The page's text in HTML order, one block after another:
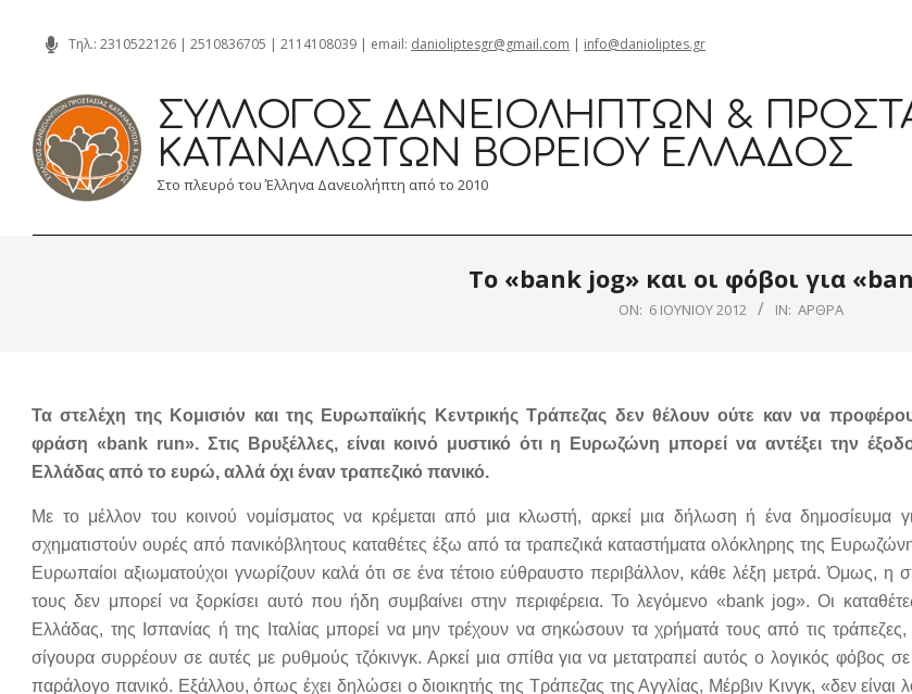
content
Τηλ.: 2310522126 | 2510836705 | 2114108039 | email: danioliptesgr@gmail.com | info@danioliptes.gr
ΣΎΛΛΟΓΟΣ ΔΑΝΕΙΟΛΗΠΤΏΝ &
ΚΑΤΑΝΑΛΩΤΏΝ ΒΟΡΕΊΟΥ ΕΛΛΆΔΟΣ
Στο πλευρό του Έλληνα Δανειολήπτη από το 2010
Το «bank jog» και οι φόβοι για
ON: 6 ΙΟΥΝΊΟΥ 2012 IN: ΆΡΘΡΑ
Τα στελέχη της Κομισιόν και της Ευρωπαϊκής Κεντρικής Τράπεζας δεν θέλουν ούτε καν να
φράση «bank run». Στις Βρυξέλλες, είναι κοινό μυστικό ότι η Ευρωζώνη μπορεί να αντέξει την
Ελλάδας από το ευρώ, αλλά όχι έναν τραπεζικό πανικό.
Με το μέλλον του κοινού νομίσματος να κρέμεται από μια κλωστή, αρκεί μια δήλωση ή ένα δημοσίευμα
σχηματιστούν ουρές από πανικόβλητους καταθέτες έξω από τα τραπεζικά καταστήματα ολόκληρης της
Ευρωπαίοι αξιωματούχοι γνωρίζουν καλά ότι σε ένα τέτοιο εύθραυστο περιβάλλον, κάθε λέξη μετρά. Όμως, η
τους δεν μπορεί να ξορκίσει αυτό που ήδη συμβαίνει στην περιφέρεια. Το λεγόμενο «bank jog». Οι
Ελλάδας, της Ισπανίας ή της Ιταλίας μπορεί να μην τρέχουν να σηκώσουν τα χρήματά τους από τις
σίγουρα συρρέουν σε αυτές με ρυθμούς τζόκινγκ. Αρκεί μια σπίθα για να μετατραπεί αυτός ο λογικός φόβος
παράλογο πανικό. Εξάλλου, όπως έχει δηλώσει ο διοικητής της Τράπεζας της Αγγλίας, Μέρβιν Κινγκ, «δεν είναι